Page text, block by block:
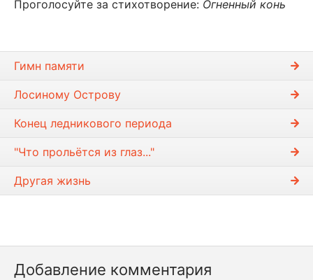
Проголосуйте за стихотворение: Огненный конь
Гимн памяти
Лосиному Острову
Конец ледникового периода
"Что прольётся из глаз..."
Другая жизнь
Добавление комментария